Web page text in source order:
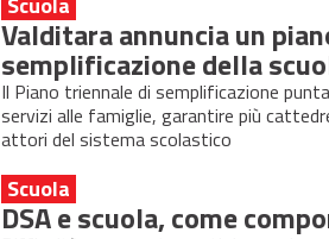
Valditara annuncia un
semplificazione della
Il Piano triennale di semplificazione
servizi alle famiglie, garantire più
attori del sistema scolastico
Scuola
DSA e scuola, come